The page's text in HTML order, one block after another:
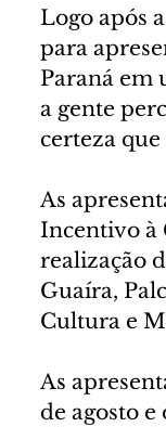
Logo após
para
Paraná em
a gente
certeza
As
Incentivo à
realização
Guaíra,
Cultura e
As
de agosto e